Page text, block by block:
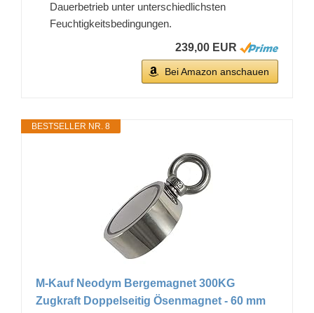
Dauerbetrieb unter unterschiedlichsten
Feuchtigkeitsbedingungen.
239,00 EUR
Bei Amazon anschauen
BESTSELLER NR. 8
M-Kauf Neodym Bergemagnet 300KG
Zugkraft Doppelseitig Ösenmagnet - 60 mm